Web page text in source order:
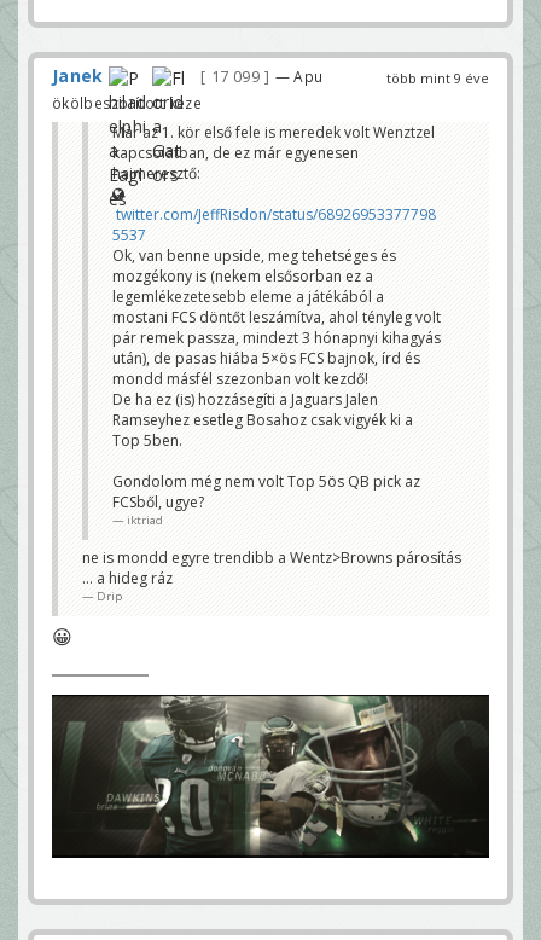
több mint 9 éve
Janek 17 099
— Apu
ökölbeszorított keze
Már az 1. kör első fele is meredek volt Wenztzel
kapcsolatban, de ez már egyenesen
hajmeresztő:
twitter.com/JeffRisdon/status/68926953377798
5537
Ok, van benne upside, meg tehetséges és
mozgékony is (nekem elsősorban ez a
legemlékezetesebb eleme a játékából a
mostani FCS döntőt leszámítva, ahol tényleg volt
pár remek passza, mindezt 3 hónapnyi kihagyás
után), de pasas hiába 5×ös FCS bajnok, írd és
mondd másfél szezonban volt kezdő!
De ha ez (is) hozzásegíti a Jaguars Jalen
Ramseyhez esetleg Bosahoz csak vigyék ki a
Top 5ben.
Gondolom még nem volt Top 5ös QB pick az
FCSből, ugye?
iktriad
ne is mondd egyre trendibb a Wentz>Browns párosítás
... a hideg ráz
Drip
😀